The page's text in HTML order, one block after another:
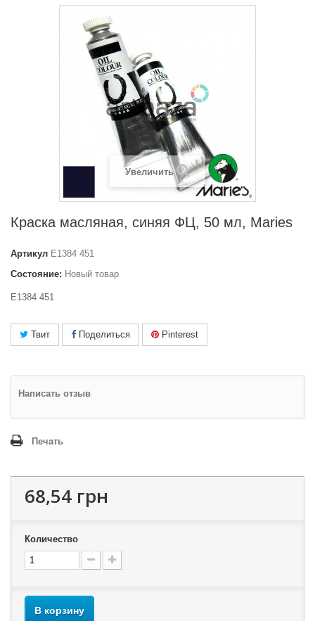
Увеличить
Краска масляная, синяя ФЦ, 50 мл, Maries
Артикул E1384 451
Состояние: Новый товар
E1384 451
Твит Поделиться Pinterest
Написать отзыв
Печать
68,54 грн
Количество
В корзину